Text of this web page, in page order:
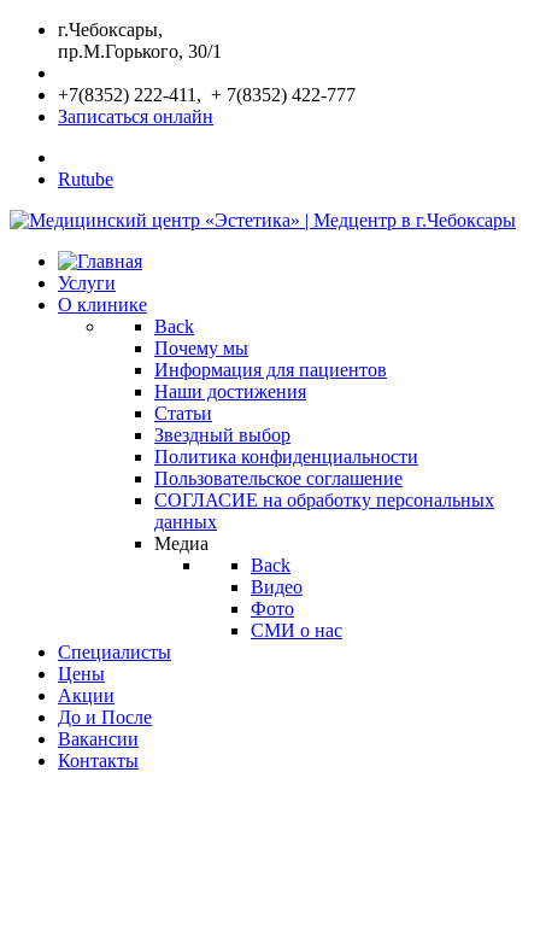
г.Чебоксары,
пр.М.Горького, 30/1
+7(8352) 222-411, + 7(8352) 422-777
Записаться онлайн
Rutube
Услуги
О клинике
Back
Почему мы
Информация для пациентов
Наши достижения
Статьи
Звездный выбор
Политика конфиденциальности
Пользовательское соглашение
СОГЛАСИЕ на обработку персональных
данных
Медиа
Back
Видео
Фото
СМИ о нас
Специалисты
Цены
Акции
До и После
Вакансии
Контакты